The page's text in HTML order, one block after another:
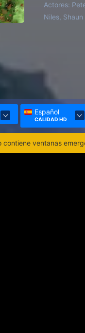
Actores:
Niles,
Español
CALIDAD HD
contiene ventanas